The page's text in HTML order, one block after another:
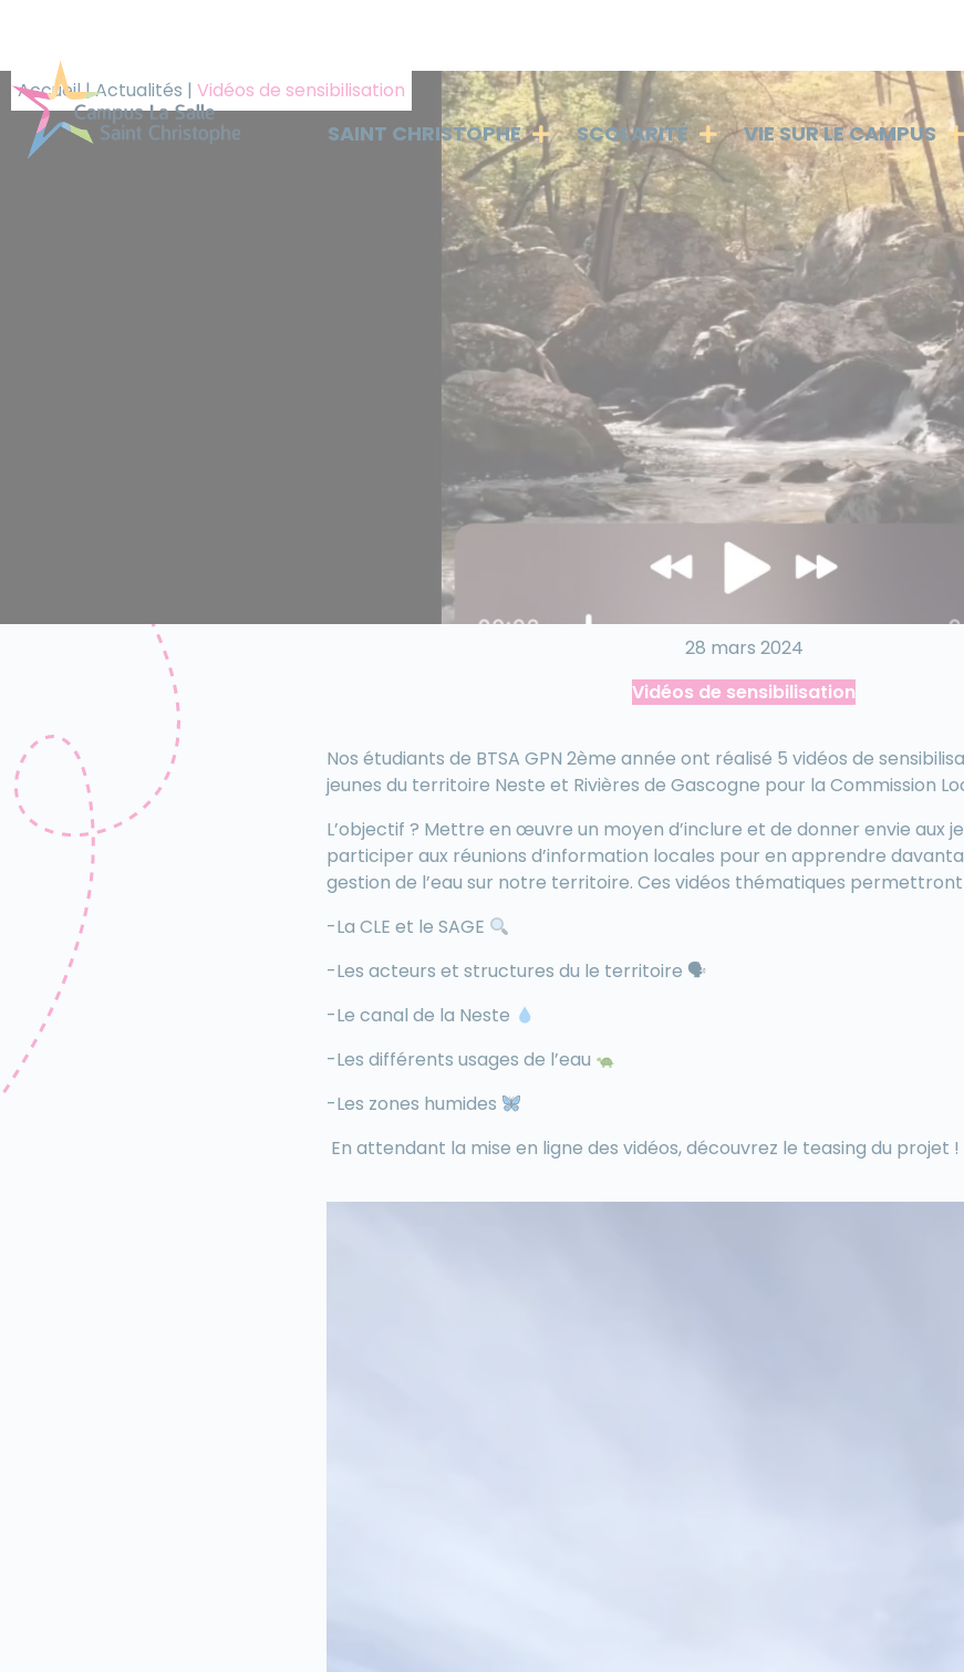
SAINT CHRISTOPHE SCOLARITÉ VIE SUR LE CAMPUS
Accueil|Actualités | Vidéos de sensibilisation
28 mars 2024
Vidéos de sensibilisation
Nos étudiants de BTSA GPN 2ème année ont réalisé 5 vidéos de
jeunes du territoire Neste et Rivières de Gascogne pour la Commission
L’objectif ? Mettre en œuvre un moyen d’inclure et de donner envie aux
participer aux réunions d’information locales pour en apprendre
gestion de l’eau sur notre territoire. Ces vidéos thématiques
-La CLE et le SAGE
-Les acteurs et structures du le territoire 🗣
-Le canal de la Neste
-Les différents usages de l’eau
-Les zones humides
En attendant la mise en ligne des vidéos, découvrez le teasing du projet !